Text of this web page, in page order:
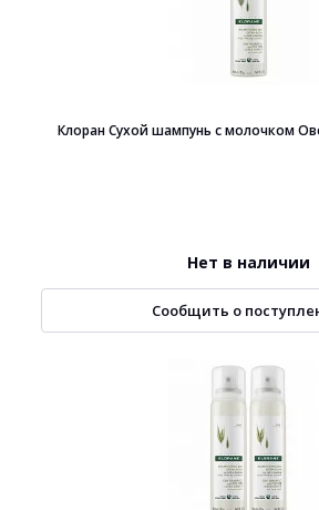
Клоран Сухой шампунь с молочком
Нет в наличии
Сообщить о